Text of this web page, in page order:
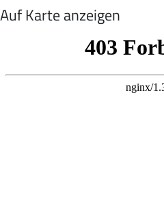
Auf Karte anzeigen